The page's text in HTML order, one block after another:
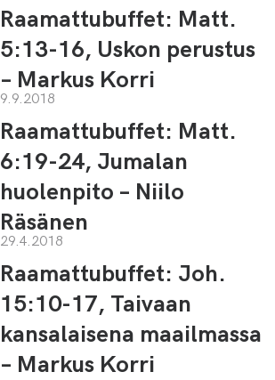
Raamattubuffet: Matt.
5:13-16, Uskon perustus
– Markus Korri
9.9.2018
Raamattubuffet: Matt.
6:19-24, Jumalan
huolenpito – Niilo
Räsänen
29.4.2018
Raamattubuffet: Joh.
15:10-17, Taivaan
kansalaisena maailmassa
– Markus Korri